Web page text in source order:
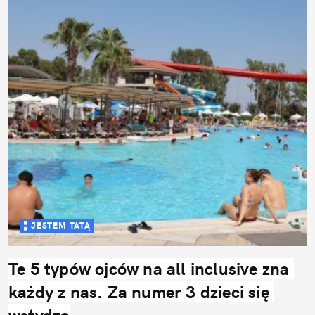
JESTEM TATĄ
Te 5 typów ojców na all inclusive zna
każdy z nas. Za numer 3 dzieci się